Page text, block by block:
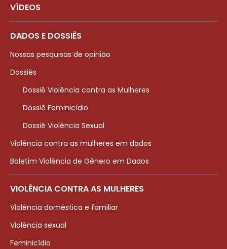
VÍDEOS
DADOS E DOSSIÊS
Nossas pesquisas de opinião
Dossiês
Dossiê Violência contra as Mulheres
Dossiê Feminicídio
Dossiê Violência Sexual
Violência contra as mulheres em dados
Boletim Violência de Gênero em Dados
VIOLÊNCIA CONTRA AS MULHERES
Violência doméstica e familiar
Violência sexual
Feminicídio